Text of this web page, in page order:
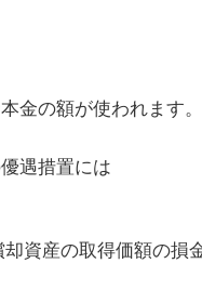
金の額が使われます。
遇措置には
資産の取得価額の損